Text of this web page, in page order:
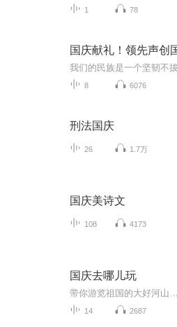
1 78
国庆献礼！领先声创
8 6076
刑法国庆
26 1.7万
国庆美诗文
108 4173
国庆去哪儿玩
带你游览祖国的大好河山
14 2687